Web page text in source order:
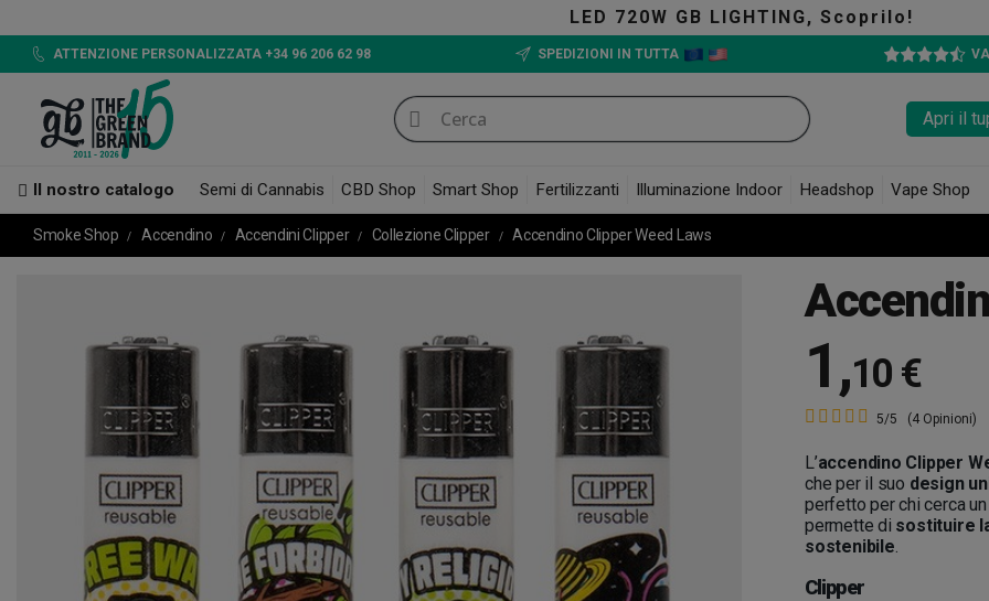
LED 720W GB LIGHTING, Scoprilo!
ATTENZIONE PERSONALIZZATA +34 96 206 62 98 SPEDIZIONI IN TUTTA
Apri il
Il nostro catalogo Semi di Cannabis CBD Shop Smart Shop Fertilizzanti Illuminazione Indoor Headshop Vape Shop
Smoke Shop Accendino Accendini Clipper Collezione Clipper Accendino Clipper Weed Laws
1,10 €
5/5 (4 Opinioni)
L’accendino Clipper
che per il suo design
perfetto per chi cerca un
permette di sostituire
sostenibile.
Clipper